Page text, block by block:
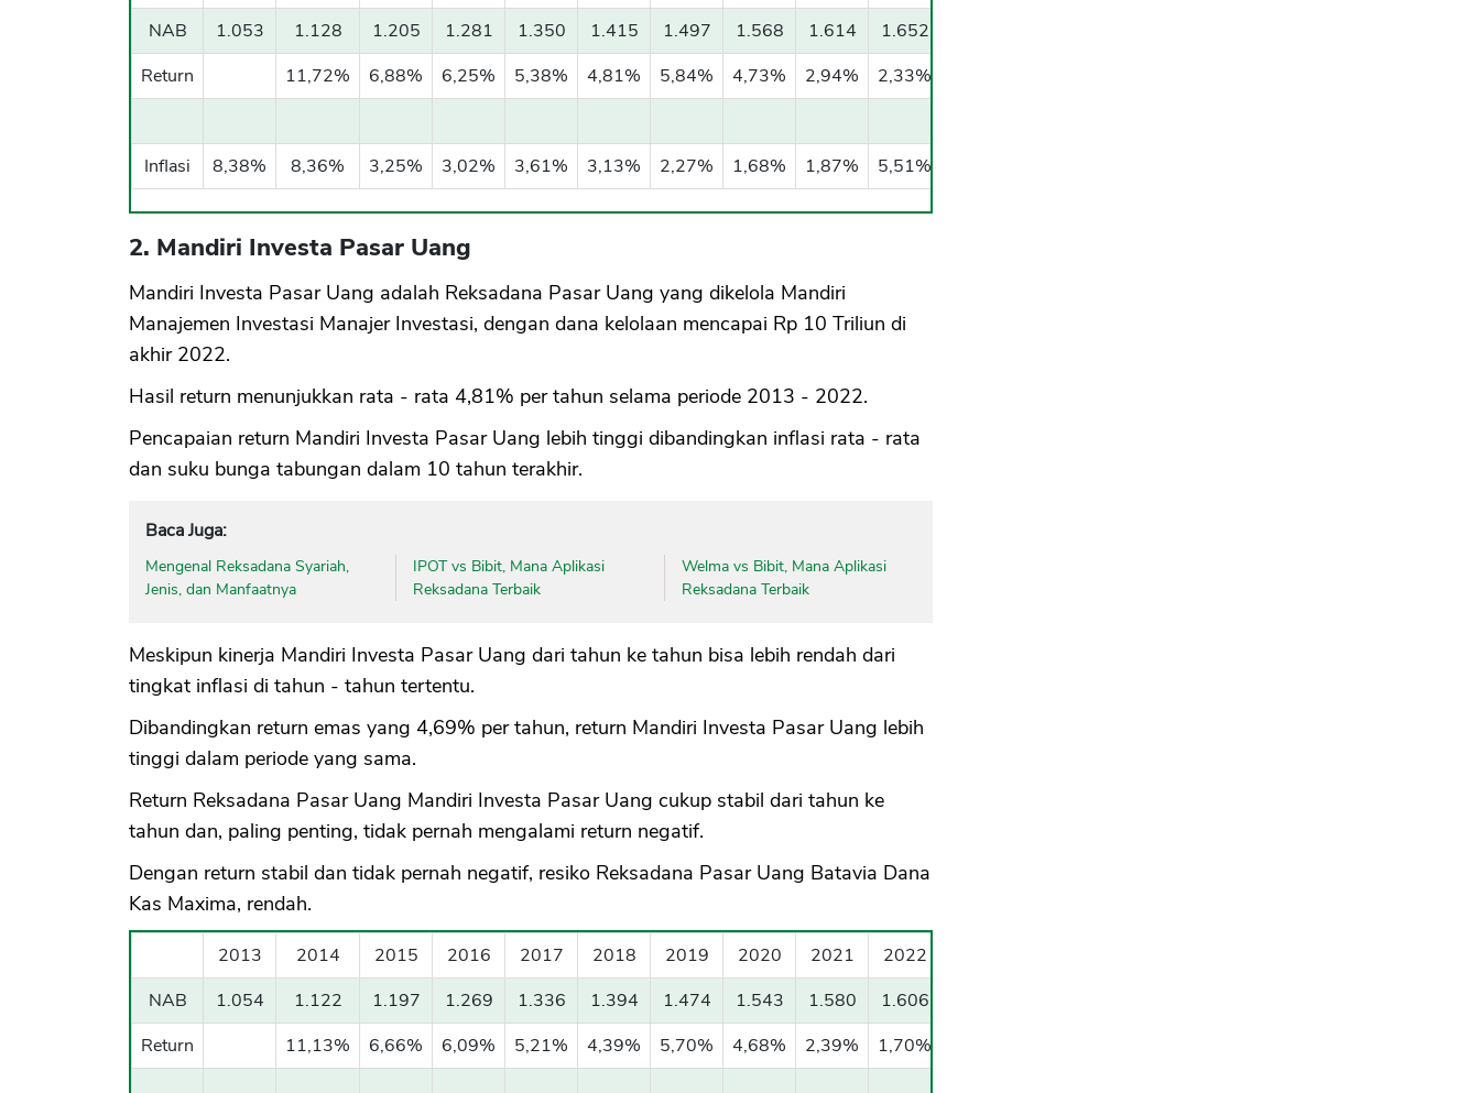
NAB
1.053 1.128 1.205 1.281 1.350 1.415 1.497 1.568 1.614
1.652
Return
11,72% 6,88% 6,25% 5,38% 4,81% 5,84% 4,73% 2,94% 2,33%
Inflasi 8,38% 8,36% 3,25% 3,02% 3,61% 3,13% 2,27% 1,68% 1,87% 5,51%
2. Mandiri Investa Pasar Uang
Mandiri Investa Pasar Uang adalah Reksadana Pasar Uang yang dikelola Mandiri
Manajemen Investasi Manajer Investasi, dengan dana kelolaan mencapai Rp 10 Triliun di
akhir 2022.
Hasil return menunjukkan rata - rata 4,81% per tahun selama periode 2013 - 2022.
Pencapaian return Mandiri Investa Pasar Uang lebih tinggi dibandingkan inflasi rata - rata
dan suku bunga tabungan dalam 10 tahun terakhir.
Baca Juga:
Mengenal Reksadana Syariah,
Jenis, dan Manfaatnya
IPOT vs Bibit, Mana Aplikasi
Reksadana Terbaik
Welma vs Bibit, Mana Aplikasi
Reksadana Terbaik
Meskipun kinerja Mandiri Investa Pasar Uang dari tahun ke tahun bisa lebih rendah dari
tingkat inflasi di tahun - tahun tertentu.
Dibandingkan return emas yang 4,69% per tahun, return Mandiri Investa Pasar Uang lebih
tinggi dalam periode yang sama.
Return Reksadana Pasar Uang Mandiri Investa Pasar Uang cukup stabil dari tahun ke
tahun dan, paling penting, tidak pernah mengalami return negatif.
Dengan return stabil dan tidak pernah negatif, resiko Reksadana Pasar Uang Batavia Dana
Kas Maxima, rendah.
2013 2014 2015 2016 2017 2018 2019 2020 2021
2022
NAB
1.054 1.122 1.197 1.269 1.336 1.394 1.474 1.543 1.580
1.606
Return
11,13% 6,66% 6,09% 5,21% 4,39% 5,70% 4,68% 2,39% 1,70%